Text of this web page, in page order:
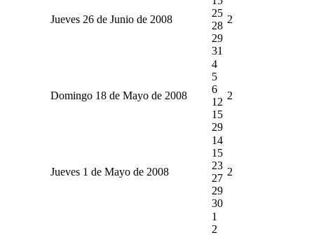
Jueves 26 de Junio de 2008
25
28
29
31
2
Domingo 18 de Mayo de 2008
4
5
6
12
15
29
2
Jueves 1 de Mayo de 2008
14
15
23
27
29
30
2
1
2